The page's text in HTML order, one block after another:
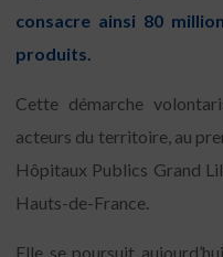
consacre ainsi 80
produits.
Cette démarche
acteurs du territoire, au
Hôpitaux Publics Grand
Hauts-de-France.
Elle se poursuit